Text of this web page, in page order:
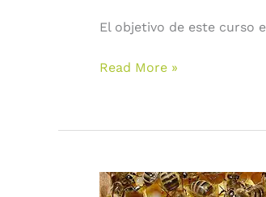
El objetivo de este curso
Read More »
Curso